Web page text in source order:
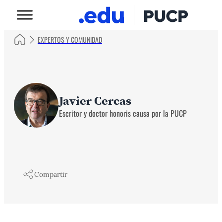
EXPERTOS Y COMUNIDAD
Javier Cercas
Escritor y doctor honoris causa por la PUCP
Compartir